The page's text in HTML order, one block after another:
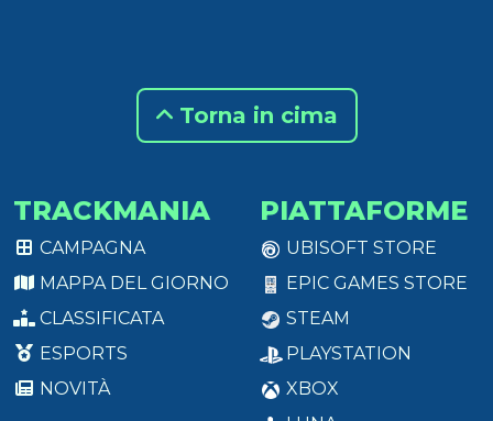
Torna in cima
TRACKMANIA
CAMPAGNA
MAPPA DEL GIORNO
CLASSIFICATA
ESPORTS
NOVITÀ
PIATTAFORME
UBISOFT STORE
EPIC GAMES STORE
STEAM
PLAYSTATION
XBOX